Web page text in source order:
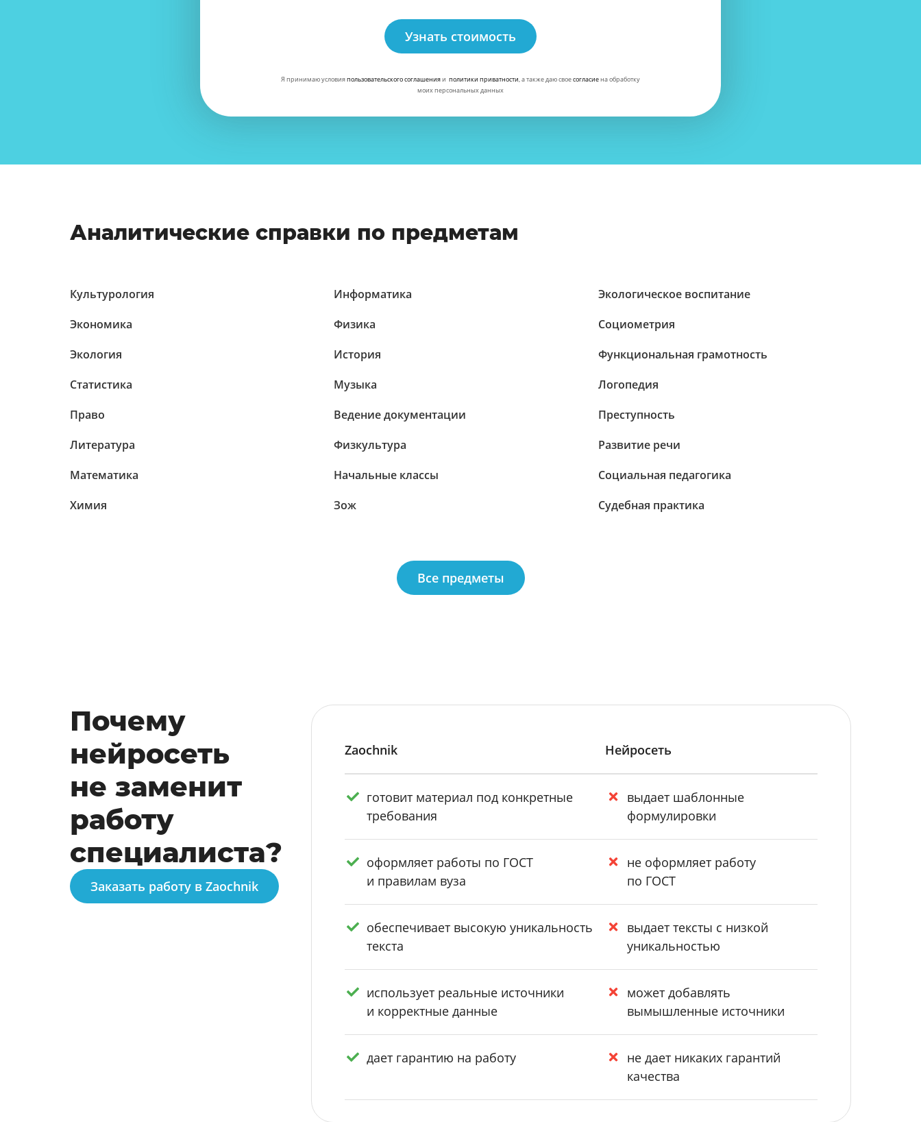
Узнать стоимость
Я принимаю условияпользовательского соглашенияи политики приватности, а также даю своесогласиена обработку
моих персональных данных
Аналитические справки по предметам
Культурология
Экономика
Экология
Статистика
Право
Литература
Математика
Химия
Информатика
Физика
История
Музыка
Ведение документации
Физкультура
Начальные классы
Зож
Экологическое воспитание
Социометрия
Функциональная грамотность
Логопедия
Преступность
Развитие речи
Социальная педагогика
Судебная практика
Все предметы
Почему
нейросеть
не заменит
работу
специалиста?
Заказать работу в Zaochnik
Zaochnik Нейросеть
готовит материал под конкретные
требования
выдает шаблонные
формулировки
оформляет работы по ГОСТ
и правилам вуза
не оформляет работу
по ГОСТ
обеспечивает высокую уникальность
текста
выдает тексты с низкой
уникальностью
использует реальные источники
и корректные данные
может добавлять
вымышленные источники
дает гарантию на работу
не дает никаких гарантий
качества